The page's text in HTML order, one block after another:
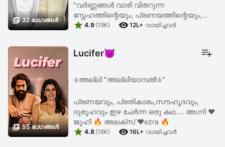
 32 ഭാഗങ്ങള്‍
"വർണ്ണങ്ങൾ വാരി വിതറുന്ന
സ്നേഹത്തിന്റെയും, പ്രണയത്തിന്റെയും,
ഒത്തൊരുമയുടെയും മറ്റൊരു ഹോളിക്കായി
 4.9 (19K)  12L+ വായിച്ചവര്‍
 55 ഭാഗങ്ങള്‍
Lucifer😈
♔︎അല്ലി "അല്ലിയാമ്പൽ♔︎"
പ്രണയവും, പ്രതികാരം,സൗഹൃദവും,
ദുരൂഹവും ഇഴ ചേർന്ന ഒരു കഥ.... അഗ്നി ❤️
ജൂഹി 🔥 അലക്സ്‌ ❤️ezra 🔥
 4.8 (16K)  16L+ വായിച്ചവര്‍